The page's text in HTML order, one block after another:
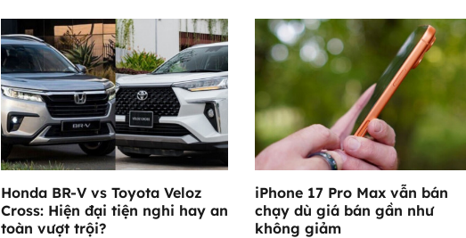
Honda BR-V vs Toyota Veloz
Cross: Hiện đại tiện nghi hay an
toàn vượt trội?
iPhone 17 Pro Max vẫn bán
chạy dù giá bán gần như
không giảm